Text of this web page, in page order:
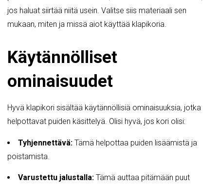
jos haluat siirtää niitä usein. Valitse siis materiaali sen
mukaan, miten ja missä aiot käyttää klapikoria.
Käytännölliset
ominaisuudet
Hyvä klapikori sisältää käytännöllisiä ominaisuuksia, jotka
helpottavat puiden käsittelyä. Olisi hyvä, jos kori olisi:
Tyhjennettävä: Tämä helpottaa puiden lisäämistä ja
poistamista.
Varustettu jalustalla: Tämä auttaa pitämään puut